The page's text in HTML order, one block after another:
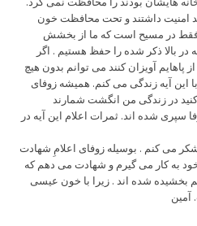
امنیت داشتند و تحت محافظت خون
فقط در مسیح است که ما از بخشش
در بالا ذکر شده را حفظ هستیم . اگر
پاهایم آویزان کنند می توانم بدون هیچ
این آیه زندگی می کنم. همیشه زوفای
در زندگی من انگشت شمارند
سپری شده اند. ثمرات اعلام این آیه در
می کنم . بوسیله زوفای اعلامِ شهادت
به کار می گیرم و شهادت می دهم که
بخشیده شده اند . زیرا با خون عیسی
آمین